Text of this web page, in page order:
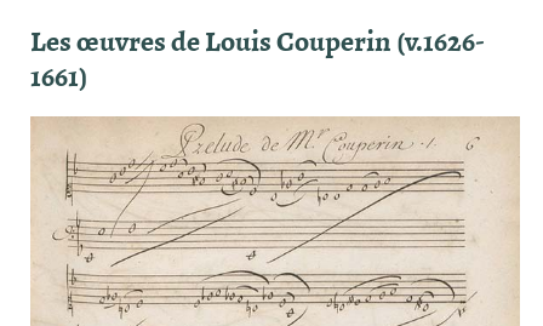
Les œuvres de Louis Couperin (v.1626-
1661)